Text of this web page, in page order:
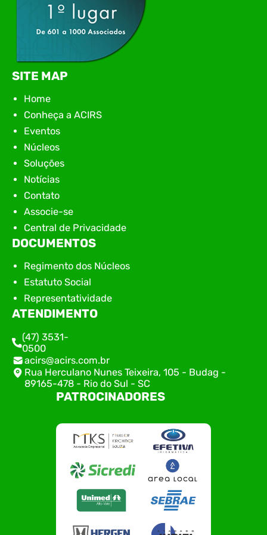
SITE MAP
Home
Conheça a ACIRS
Eventos
Núcleos
Soluções
Notícias
Contato
Associe-se
Central de Privacidade
DOCUMENTOS
Regimento dos Núcleos
Estatuto Social
Representatividade
ATENDIMENTO
(47) 3531-
0500
acirs@acirs.com.br
Rua Herculano Nunes Teixeira, 105 - Budag -
89165-478 - Rio do Sul - SC
PATROCINADORES